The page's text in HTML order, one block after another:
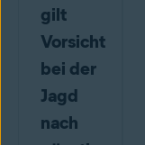
gilt
Vorsicht
bei der
Jagd
nach